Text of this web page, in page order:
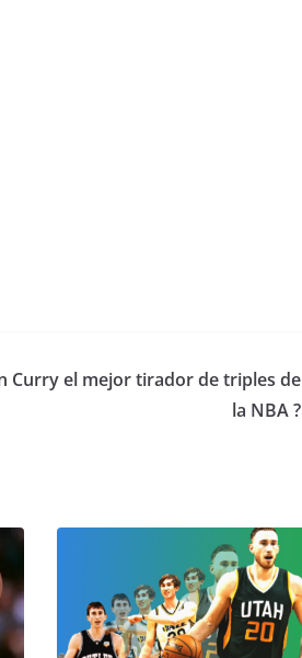
Curry el mejor tirador de triples de
la NBA ?